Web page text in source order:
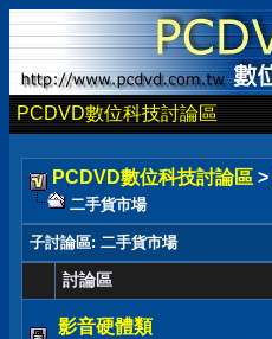
PCDVD數位科技討論區
PCDVD數位科技討論區 >
二手貨市場
子討論區: 二手貨市場
討論區
影音硬體類